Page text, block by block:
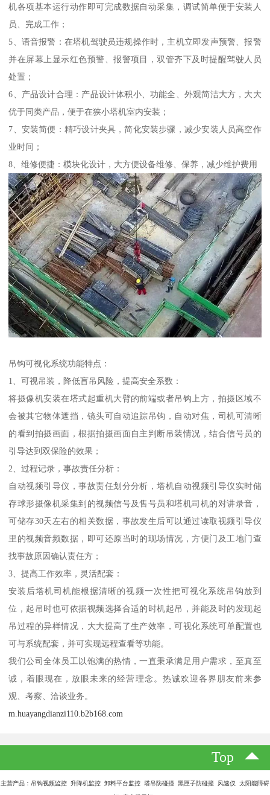
机各项基本运行动作即可完成数据自动采集，调试简单便于安装人
员、完成工作；
5、语音报警：在塔机驾驶员违规操作时，主机立即发声预警、报警
并在屏幕上显示红色预警、报警项目，双管齐下及时提醒驾驶人员
处置；
6、产品设计合理：产品设计体积小、功能全、外观简洁大方，大大
优于同类产品，便于在狭小塔机室内安装；
7、安装简便：精巧设计夹具，简化安装步骤，减少安装人员高空作
业时间；
8、维修便捷：模块化设计，大方便设备维修、保养，减少维护费用
吊钩可视化系统功能特点：
1、可视吊装，降低盲吊风险，提高安全系数：
将摄像机安装在塔式起重机大臂的前端或者吊钩上方，拍摄区域不
会被其它物体遮挡，镜头可自动追踪吊钩，自动对焦，司机可清晰
的看到拍摄画面，根据拍摄画面自主判断吊装情况，结合信号员的
引导达到双保险的效果；
2、过程记录，事故责任分析：
自动视频引导仪，事故责任划分分析，塔机自动视频引导仪实时储
存球形摄像机采集到的视频信号及售号员和塔机司机的对讲录音，
可储存30天左右的相关数据，事故发生后可以通过读取视频引导仪
里的视频音频数据，即可还原当时的现场情况，方便门及工地门查
找事故原因确认责任方；
3、提高工作效率，灵活配套：
安装后塔机司机能根据清晰的视频一次性把可视化系统吊钩放到
位，起吊时也可依据视频选择合适的时机起吊，并能及时的发现起
吊过程的异样情况，大大提高了生产效率，可视化系统可单配置也
可与系统配套，并可实现远程查看等功能。
我们公司全体员工以饱满的热情，一直秉承满足用户需求，至真至
诚，着眼现在，放眼未来的经营理念。热诚欢迎各界朋友前来参
观、考察、洽谈业务。
m.huayangdianzi110.b2b168.com
Top
主营产品：吊钩视频监控 升降机监控 卸料平台监控 塔吊防碰撞 黑匣子防碰撞 风速仪 太阳能障碍